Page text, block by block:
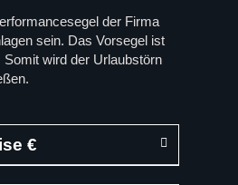
der Firma
sein. Das Vorsegel ist
Somit wird der Urlaubstörn
€